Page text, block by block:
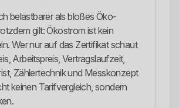
belastbarer als bloßes Öko-
gilt: Ökostrom ist kein
Wer nur auf das Zertifikat schaut
Arbeitspreis, Vertragslaufzeit,
Zählertechnik und Messkonzept
keinen Tarifvergleich, sondern